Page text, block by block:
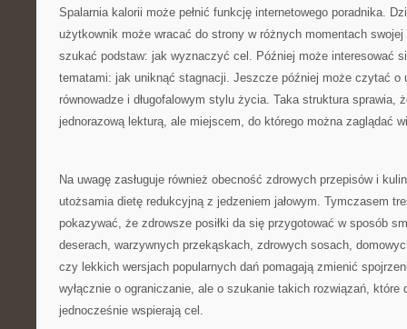
Spalarnia kalorii może pełnić funkcję internetowego poradnika.
użytkownik może wracać do strony w różnych momentach
szukać podstaw: jak wyznaczyć cel. Później może interesować
tematami: jak uniknąć stagnacji. Jeszcze później może czytać o
równowadze i długofalowym stylu życia. Taka struktura sprawia,
jednorazową lekturą, ale miejscem, do którego można zaglądać
Na uwagę zasługuje również obecność zdrowych przepisów i
utożsamia dietę redukcyjną z jedzeniem jałowym. Tymczasem
pokazywać, że zdrowsze posiłki da się przygotować w sposób
deserach, warzywnych przekąskach, zdrowych sosach,
czy lekkich wersjach popularnych dań pomagają zmienić
wyłącznie o ograniczanie, ale o szukanie takich rozwiązań, które
jednocześnie wspierają cel.